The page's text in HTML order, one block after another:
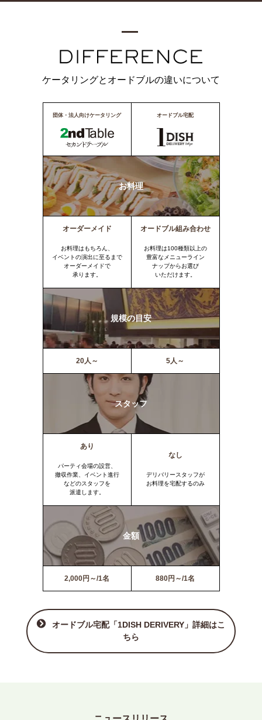
ケータリングとオードブルの違いについて
団体・法人向けケータリング オードブル宅配
お料理
オーダーメイド
お料理はもちろん、
イベントの演出に至るまで
オーダーメイドで
承ります。
オードブル組み合わせ
お料理は100種類以上の
豊富なメニューライン
ナップからお選び
いただけます。
規模の目安
20人～ 5人～
スタッフ
あり
パーティ会場の設営、
撤収作業、イベント進行
などのスタッフを
派遣します。
なし
デリバリースタッフが
お料理を宅配するのみ
金額
2,000円～/1名 880円～/1名
オードブル宅配「1DISH DERIVERY」詳細はこ
ちら